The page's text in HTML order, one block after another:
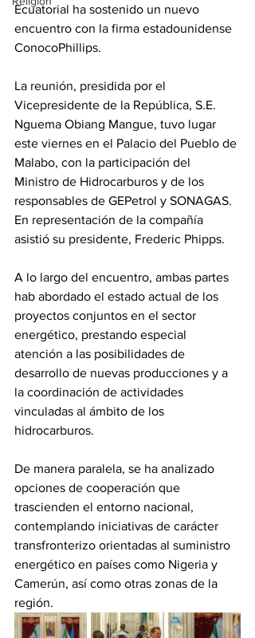
Ecuatorial ha sostenido un nuevo
encuentro con la firma estadounidense
ConocoPhillips.
La reunión, presidida por el
Vicepresidente de la República, S.E.
Nguema Obiang Mangue, tuvo lugar
este viernes en el Palacio del Pueblo de
Malabo, con la participación del
Ministro de Hidrocarburos y de los
responsables de GEPetrol y SONAGAS.
En representación de la compañía
asistió su presidente, Frederic Phipps.
A lo largo del encuentro, ambas partes
hab abordado el estado actual de los
proyectos conjuntos en el sector
energético, prestando especial
atención a las posibilidades de
desarrollo de nuevas producciones y a
la coordinación de actividades
vinculadas al ámbito de los
hidrocarburos.
De manera paralela, se ha analizado
opciones de cooperación que
trascienden el entorno nacional,
contemplando iniciativas de carácter
transfronterizo orientadas al suministro
energético en países como Nigeria y
Camerún, así como otras zonas de la
región.